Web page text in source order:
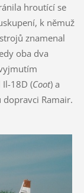
hroutící se
k němuž
znamenal
oba dva
18D (Coot) a
Ramair.